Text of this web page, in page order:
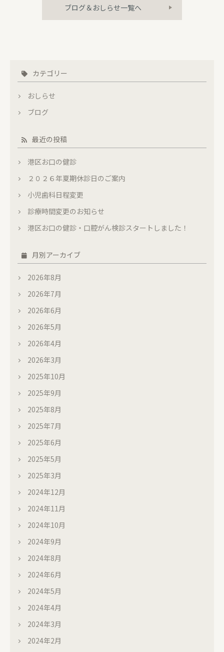
ブログ＆おしらせ一覧へ
カテゴリー
おしらせ
ブログ
最近の投稿
港区お口の健診
２０２６年夏期休診日のご案内
小児歯科日程変更
診療時間変更のお知らせ
港区お口の健診・口腔がん検診スタートしました！
月別アーカイブ
2026年8月
2026年7月
2026年6月
2026年5月
2026年4月
2026年3月
2025年10月
2025年9月
2025年8月
2025年7月
2025年6月
2025年5月
2025年3月
2024年12月
2024年11月
2024年10月
2024年9月
2024年8月
2024年6月
2024年5月
2024年4月
2024年3月
2024年2月